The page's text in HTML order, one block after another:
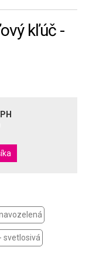
kľúč -
svetlosivá